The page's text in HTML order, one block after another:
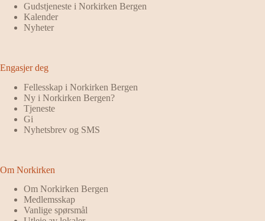
Gudstjeneste i Norkirken Bergen
Kalender
Nyheter
Engasjer deg
Fellesskap i Norkirken Bergen
Ny i Norkirken Bergen?
Tjeneste
Gi
Nyhetsbrev og SMS
Om Norkirken
Om Norkirken Bergen
Medlemsskap
Vanlige spørsmål